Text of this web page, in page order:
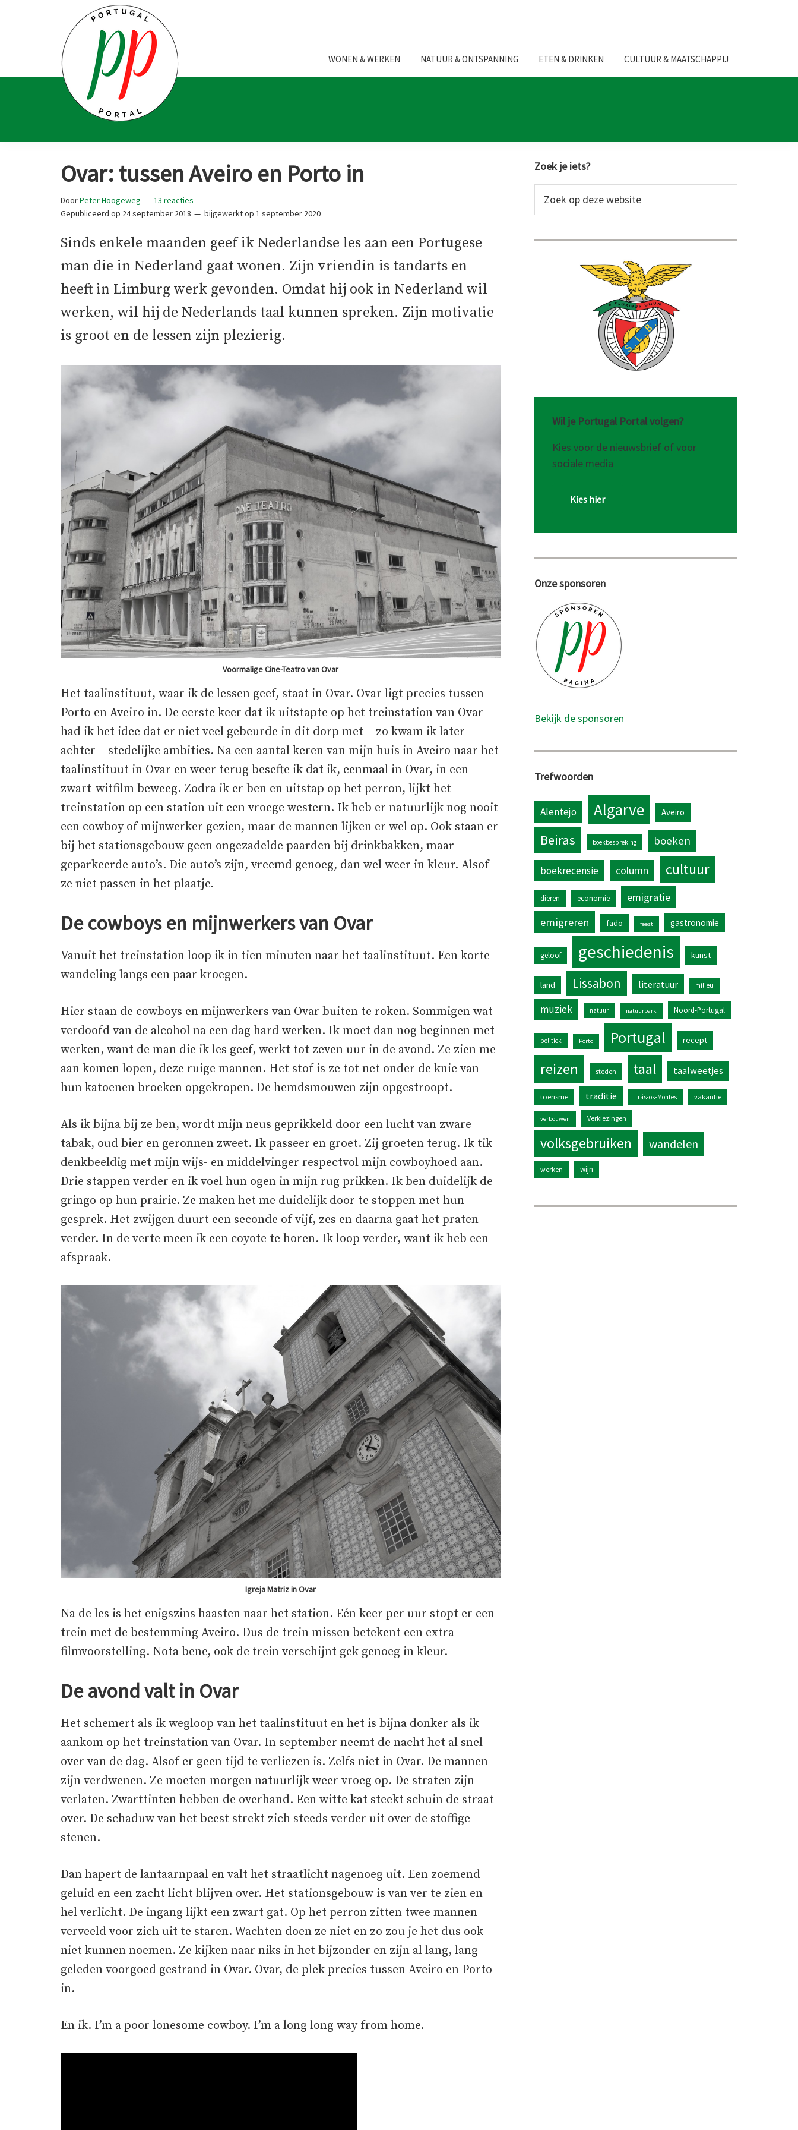
hoofdnavigatie
Portal
en
fanaten
WONEN & WERKEN NATUUR & ONTSPANNING ETEN & DRINKEN CULTUUR & MAATSCHAPPIJ
Ovar: tussen Aveiro en Porto in
DoorPeter Hoogeweg
13 reacties
Gepubliceerd op 24 september 2018 bijgewerkt op 1 september 2020
Sinds enkele maanden geef ik Nederlandse les aan een Portugese
man die in Nederland gaat wonen. Zijn vriendin is tandarts en
heeft in Limburg werk gevonden. Omdat hij ook in Nederland wil
werken, wil hij de Nederlands taal kunnen spreken. Zijn motivatie
is groot en de lessen zijn plezierig.
Voormalige Cine-Teatro van Ovar
Het taalinstituut, waar ik de lessen geef, staat in Ovar. Ovar ligt precies tussen
Porto en Aveiro in. De eerste keer dat ik uitstapte op het treinstation van Ovar
had ik het idee dat er niet veel gebeurde in dit dorp met – zo kwam ik later
achter – stedelijke ambities. Na een aantal keren van mijn huis in Aveiro naar het
taalinstituut in Ovar en weer terug besefte ik dat ik, eenmaal in Ovar, in een
zwart-witfilm beweeg. Zodra ik er ben en uitstap op het perron, lijkt het
treinstation op een station uit een vroege western. Ik heb er natuurlijk nog nooit
een cowboy of mijnwerker gezien, maar de mannen lijken er wel op. Ook staan er
bij het stationsgebouw geen ongezadelde paarden bij drinkbakken, maar
geparkeerde auto’s. Die auto’s zijn, vreemd genoeg, dan wel weer in kleur. Alsof
ze niet passen in het plaatje.
De cowboys en mijnwerkers van Ovar
Vanuit het treinstation loop ik in tien minuten naar het taalinstituut. Een korte
wandeling langs een paar kroegen.
Hier staan de cowboys en mijnwerkers van Ovar buiten te roken. Sommigen wat
verdoofd van de alcohol na een dag hard werken. Ik moet dan nog beginnen met
werken, want de man die ik les geef, werkt tot zeven uur in de avond. Ze zien me
aan komen lopen, deze ruige mannen. Het stof is ze tot net onder de knie van
hun katoenen broeken opgekropen. De hemdsmouwen zijn opgestroopt.
Als ik bijna bij ze ben, wordt mijn neus geprikkeld door een lucht van zware
tabak, oud bier en geronnen zweet. Ik passeer en groet. Zij groeten terug. Ik tik
denkbeeldig met mijn wijs- en middelvinger respectvol mijn cowboyhoed aan.
Drie stappen verder en ik voel hun ogen in mijn rug prikken. Ik ben duidelijk de
gringo op hun prairie. Ze maken het me duidelijk door te stoppen met hun
gesprek. Het zwijgen duurt een seconde of vijf, zes en daarna gaat het praten
verder. In de verte meen ik een coyote te horen. Ik loop verder, want ik heb een
afspraak.
Igreja Matriz in Ovar
Na de les is het enigszins haasten naar het station. Eén keer per uur stopt er een
trein met de bestemming Aveiro. Dus de trein missen betekent een extra
filmvoorstelling. Nota bene, ook de trein verschijnt gek genoeg in kleur.
De avond valt in Ovar
Het schemert als ik wegloop van het taalinstituut en het is bijna donker als ik
aankom op het treinstation van Ovar. In september neemt de nacht het al snel
over van de dag. Alsof er geen tijd te verliezen is. Zelfs niet in Ovar. De mannen
zijn verdwenen. Ze moeten morgen natuurlijk weer vroeg op. De straten zijn
verlaten. Zwarttinten hebben de overhand. Een witte kat steekt schuin de straat
over. De schaduw van het beest strekt zich steeds verder uit over de stoffige
stenen.
Dan hapert de lantaarnpaal en valt het straatlicht nagenoeg uit. Een zoemend
geluid en een zacht licht blijven over. Het stationsgebouw is van ver te zien en
hel verlicht. De ingang lijkt een zwart gat. Op het perron zitten twee mannen
verveeld voor zich uit te staren. Wachten doen ze niet en zo zou je het dus ook
niet kunnen noemen. Ze kijken naar niks in het bijzonder en zijn al lang, lang
geleden voorgoed gestrand in Ovar. Ovar, de plek precies tussen Aveiro en Porto
in.
En ik. I’m a poor lonesome cowboy. I’m a long long way from home.
Primaire
Sidebar
Zoek je iets?
op
website
Wil je Portugal Portal volgen?
Kies voor de nieuwsbrief of voor
sociale media
Kies hier
Onze sponsoren
Bekijk de sponsoren
Trefwoorden
Alentejo Algarve Aveiro
Beiras boekbespreking boeken
boekrecensie column cultuur
dieren economie
emigratie
emigreren
fado feest gastronomie
geloof geschiedenis kunst
land Lissabon literatuur milieu
muziek natuur natuurpark Noord-Portugal
politiek Porto Portugal recept
reizen steden taal taalweetjes
toerisme traditie Trás-os-Montes vakantie
verbouwen Verkiezingen
volksgebruiken wandelen
werken wijn